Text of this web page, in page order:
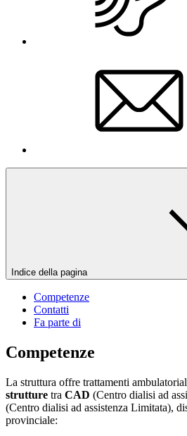
Indice della pagina
Competenze
Contatti
Fa parte di
Competenze
La struttura offre trattamenti
strutture tra CAD (Centro dialisi ad
(Centro dialisi ad assistenza Limitata),
provinciale: